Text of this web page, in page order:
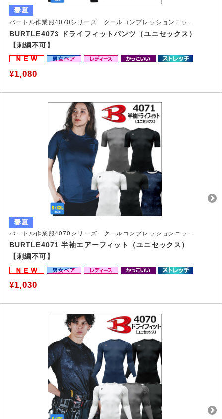
BURTLE4073 ドライフィットパンツ（ユニセックス）
【刺繍不可】
¥1,080
バートル作業服4070シリーズ クールコンプレッションニットウェア
BURTLE4071 半袖エアーフィット（ユニセックス）
【刺繍不可】
¥1,030